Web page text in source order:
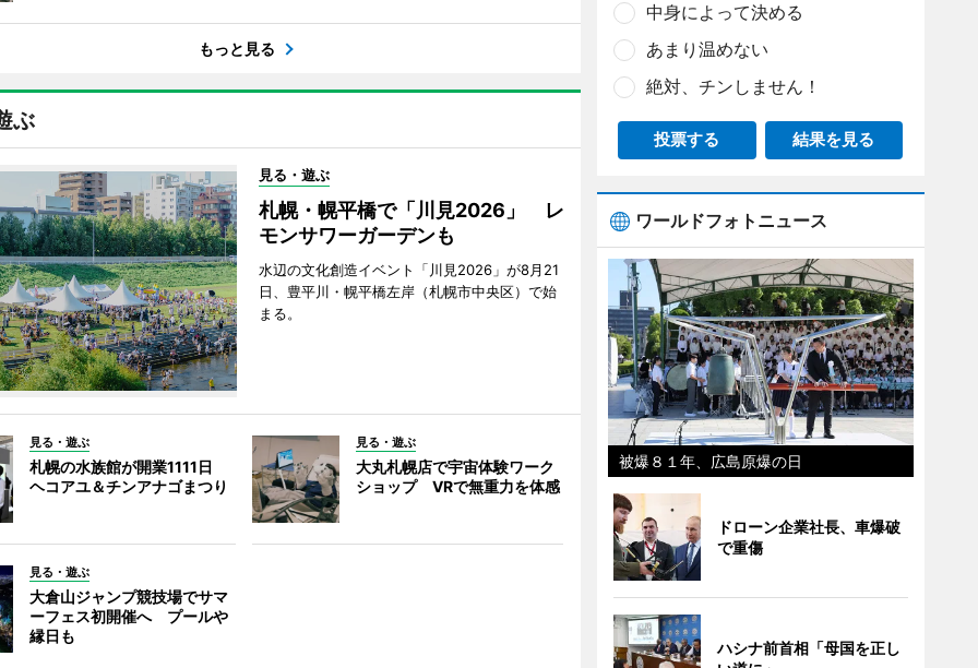
もっと見る
ぶ
見る・遊ぶ
札幌・幌平橋で「川見2026」 レ
モンサワーガーデンも
水辺の文化創造イベント「川見2026」が8月21
日、豊平川・幌平橋左岸（札幌市中央区）で始
まる。
見る・遊ぶ
札幌の水族館が開業1111日
ヘコアユ＆チンアナゴまつり
見る・遊ぶ
大丸札幌店で宇宙体験ワーク
ショップ VRで無重力を体感
見る・遊ぶ
大倉山ジャンプ競技場でサマ
ーフェス初開催へ プールや
縁日も
中身によって決める
あまり温めない
絶対、チンしません！
投票する 結果を見る
ワールドフォトニュース
被爆８１年、広島原爆の日
ドローン企業社長、車爆破
で重傷
ハシナ前首相「母国を正し